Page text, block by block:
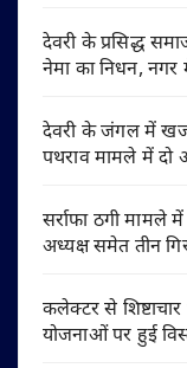
देवरी के प्रसिद्ध
नेमा का निधन,
देवरी के जंगल में
पथराव मामले में दो
सर्राफा ठगी मामले
अध्यक्ष समेत तीन
कलेक्टर से
योजनाओं पर हुई